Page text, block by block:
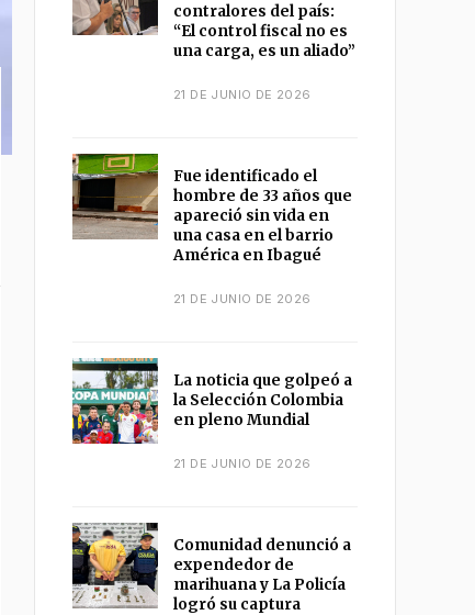
contralores del país:
“El control fiscal no es
una carga, es un aliado”
21 DE JUNIO DE 2026
Fue identificado el
hombre de 33 años que
apareció sin vida en
una casa en el barrio
América en Ibagué
21 DE JUNIO DE 2026
La noticia que golpeó a
la Selección Colombia
en pleno Mundial
21 DE JUNIO DE 2026
Comunidad denunció a
expendedor de
marihuana y La Policía
logró su captura